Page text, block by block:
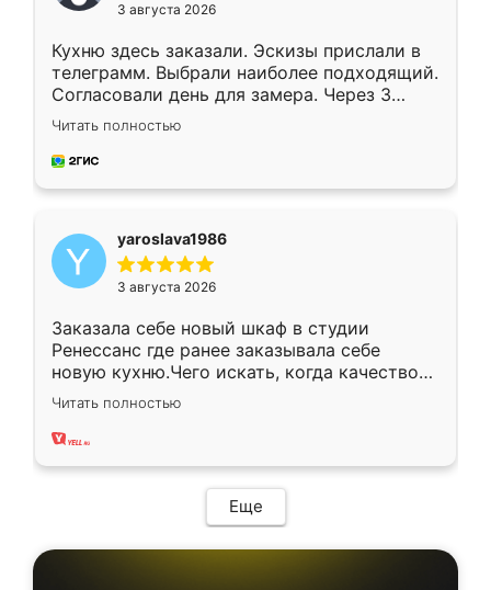
3 августа 2026
Кухню здесь заказали. Эскизы прислали в
телеграмм. Выбрали наиболее подходящий.
Согласовали день для замера. Через 3
недели кухня была уже готова. Остались
довольны работой. Спасибо Ренессанс
мебель за качественную работу!
Читать полностью
yaroslava1986
3 августа 2026
Заказала себе новый шкаф в студии
Ренессанс где ранее заказывала себе
новую кухню.Чего искать, когда качеством
вполне довольна. Служит кухня уже почти
два года, нареканий нет.
Читать полностью
Еще